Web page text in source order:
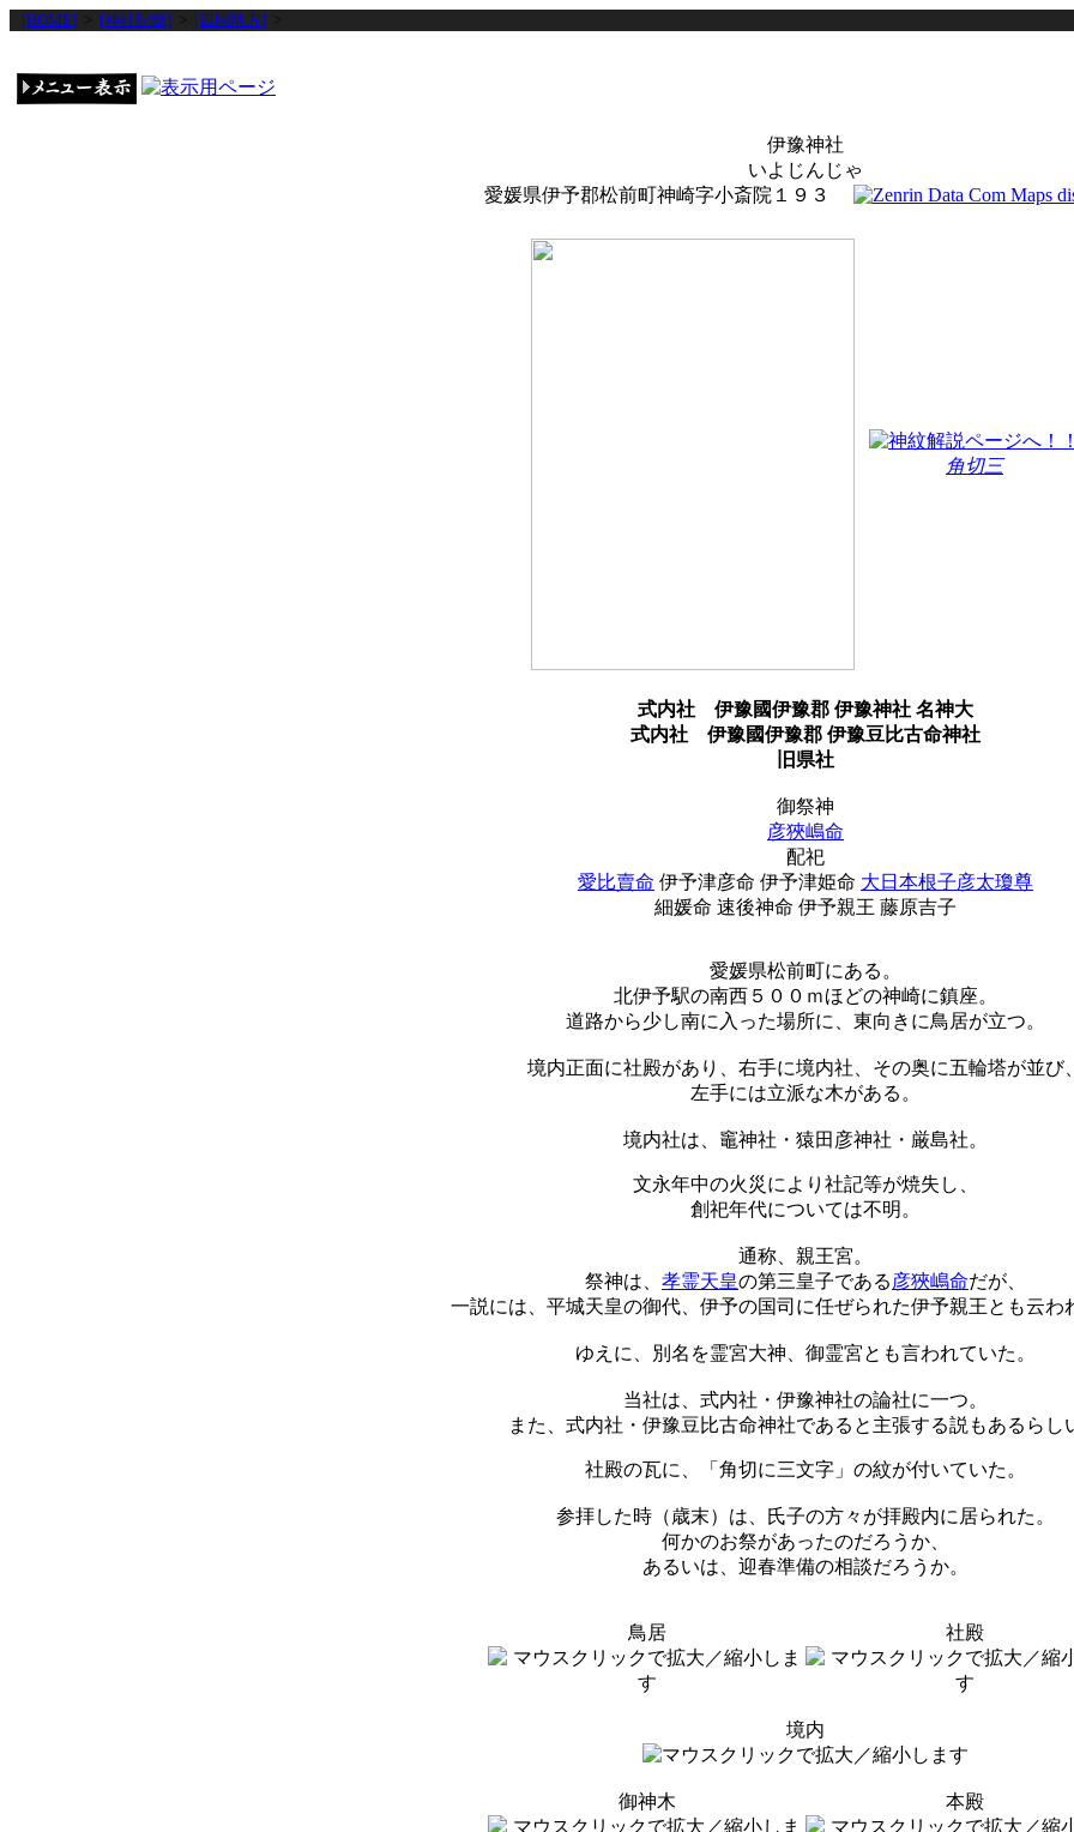
[HOME] [神社記憶] [四国地方]
伊豫神社
いよじんじゃ
愛媛県伊予郡松前町神崎字小斎院１９３
角切三
式内社
伊豫國伊豫郡 伊豫神社 名神大
式内社
伊豫國伊豫郡 伊豫豆比古命神社
旧県社
御祭神
彦狹嶋命
配祀
愛比賣命 伊予津彦命 伊予津姫命 大日本根子彦太瓊尊
細媛命 速後神命 伊予親王 藤原吉子
愛媛県松前町にある。
北伊予駅の南西５００ｍほどの神崎に鎮座。
道路から少し南に入った場所に、東向きに鳥居が立つ。
境内正面に社殿があり、右手に境内社、その奥に五輪塔が並び、
左手には立派な木がある。
境内社は、竈神社・猿田彦神社・厳島社。
文永年中の火災により社記等が焼失し、
創祀年代については不明。
通称、親王宮。
祭神は、 孝霊天皇の第三皇子である 彦狹嶋命だが、
一説には、平城天皇の御代、伊予の国司に任ぜられた伊予親王とも云わ
ゆえに、別名を霊宮大神、御霊宮とも言われていた。
当社は、式内社・伊豫神社の論社に一つ。
また、式内社・伊豫豆比古命神社であると主張する説もあるらし
社殿の瓦に、「角切に三文字」の紋が付いていた。
参拝した時（歳末）は、氏子の方々が拝殿内に居られた。
何かのお祭があったのだろうか、
あるいは、迎春準備の相談だろうか。
鳥居 社殿
境内
御神木 本殿